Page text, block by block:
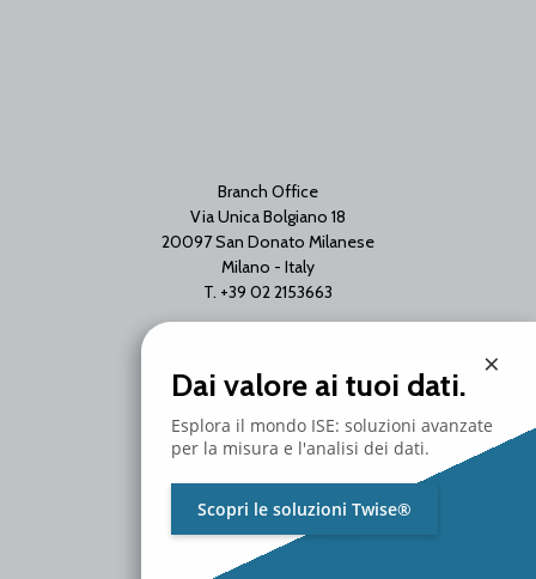
Branch Office
Via Unica Bolgiano 18
20097 San Donato Milanese
Milano - Italy
T. +39 02 2153663
P.Iva / C.F. 01642060469
SDI Code: SUBM70N
×
Dai valore ai tuoi dati.
Esplora il mondo ISE: soluzioni avanzate
per la misura e l'analisi dei dati.
Scopri le soluzioni Twise®